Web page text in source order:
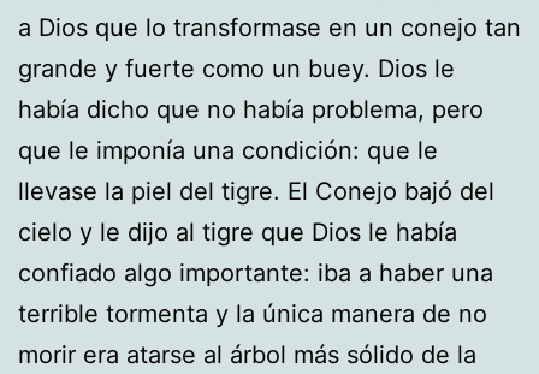
a Dios que lo transformase en un conejo tan
grande y fuerte como un buey. Dios le
había dicho que no había problema, pero
que le imponía una condición: que le
llevase la piel del tigre. El Conejo bajó del
cielo y le dijo al tigre que Dios le había
confiado algo importante: iba a haber una
terrible tormenta y la única manera de no
morir era atarse al árbol más sólido de la